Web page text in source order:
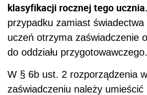
klasyfikacji rocznej tego ucznia.
przypadku zamiast świadectwa
uczeń otrzyma zaświadczenie
do oddziału przygotowawczego.
W § 6b ust. 2 rozporządzenia
zaświadczeniu należy